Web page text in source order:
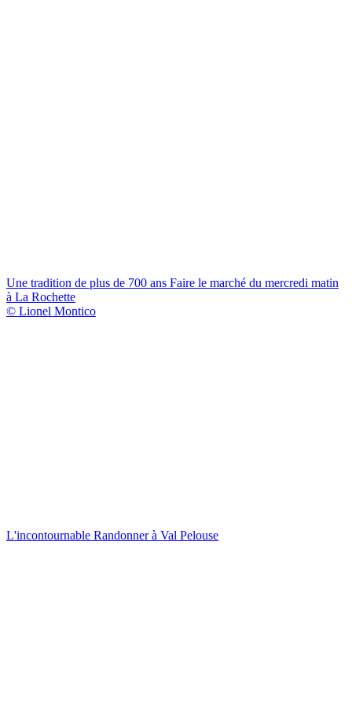
Une tradition de plus de 700 ans Faire le marché du mercredi matin
à La Rochette
© Lionel Montico
L'incontournable Randonner à Val Pelouse